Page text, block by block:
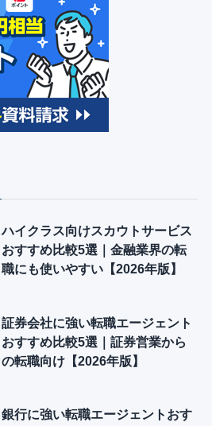
ハイクラス向けスカウトサービス
おすすめ比較5選｜金融業界の転
職にも使いやすい【2026年版】
証券会社に強い転職エージェント
おすすめ比較5選｜証券営業から
の転職向け【2026年版】
銀行に強い転職エージェントおす